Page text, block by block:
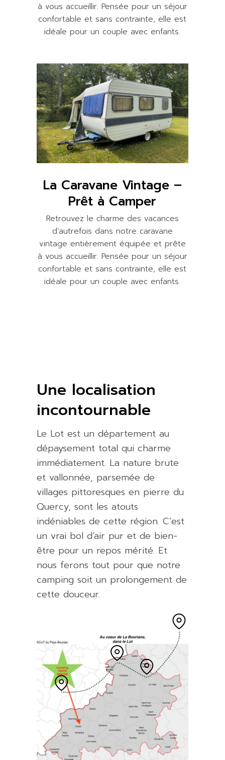
à vous accueillir. Pensée pour un séjour
confortable et sans contrainte, elle est
idéale pour un couple avec enfants.
La Caravane Vintage –
Prêt à Camper
Retrouvez le charme des vacances
d’autrefois dans notre caravane
vintage entièrement équipée et prête
à vous accueillir. Pensée pour un séjour
confortable et sans contrainte, elle est
idéale pour un couple avec enfants.
Une localisation
incontournable
Le Lot est un département au
dépaysement total qui charme
immédiatement. La nature brute
et vallonnée, parsemée de
villages pittoresques en pierre du
Quercy, sont les atouts
indéniables de cette région. C’est
un vrai bol d’air pur et de bien-
être pour un repos mérité. Et
nous ferons tout pour que notre
camping soit un prolongement de
cette douceur.